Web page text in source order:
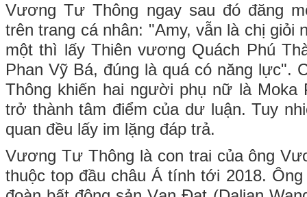
Vương Tư Thông ngay sau đó đăng
trên trang cá nhân: "Amy, vẫn là chị giỏi
một thì lấy Thiên vương Quách Phú
Phan Vỹ Bá, đúng là quá có năng lực".
Thông khiến hai người phụ nữ là Moka
trở thành tâm điểm của dư luận. Tuy
quan đều lấy im lặng đáp trả.
Vương Tư Thông là con trai của ông
thuộc top đầu châu Á tính tới 2018.